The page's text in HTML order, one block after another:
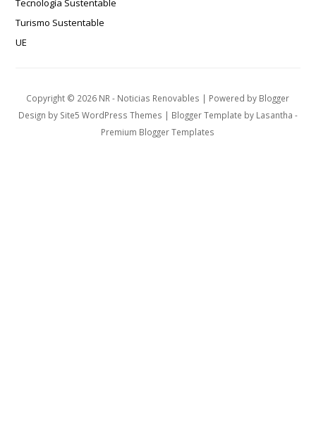
Tecnología Sustentable
Turismo Sustentable
UE
Copyright © 2026 NR - Noticias Renovables | Powered by Blogger
Design by Site5 WordPress Themes | Blogger Template by Lasantha -
Premium Blogger Templates